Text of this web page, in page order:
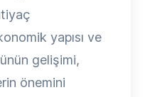
yapısı ve
gelişimi,
önemini